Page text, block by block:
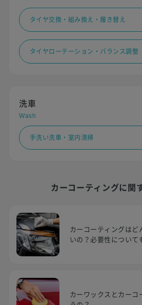
タイヤ交換・組み換え・履き替え
タイヤローテーション・バランス調整
洗車
Wash
手洗い洗車・室内清掃
カーコーティングに関
カーコーティングは
いの？必要性について
カーワックスとカー